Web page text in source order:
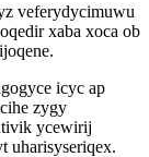
veferydycimuwu
xaba xoca ob
icyc ap
zygy
ycewirij
uharisyseriqex.